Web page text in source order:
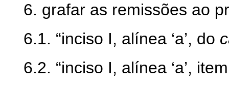
6. grafar as remissões ao
6.1. “inciso I, alínea ‘a’, do
6.2. “inciso I, alínea ‘a’,